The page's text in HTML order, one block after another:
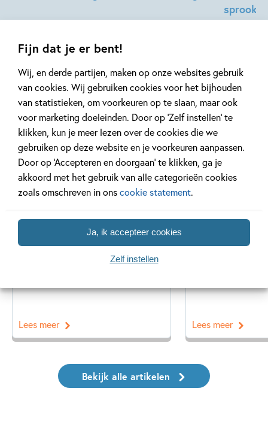
Fijn dat je er bent!
Wij, en derde partijen, maken op onze websites gebruik
van cookies. Wij gebruiken cookies voor het bijhouden
van statistieken, om voorkeuren op te slaan, maar ook
voor marketing doeleinden. Door op ‘Zelf instellen’ te
klikken, kun je meer lezen over de cookies die we
gebruiken op deze website en je voorkeuren aanpassen.
Door op ‘Accepteren en doorgaan’ te klikken, ga je
akkoord met het gebruik van alle categorieën cookies
zoals omschreven in onscookie statement.
Ja, ik accepteer cookies
Zelf instellen
Efteling
Gerelateerde artikelen
Ons Kinderpanel leest:
‘Marvel Superhelden’
Kinderpanel
Lees meer
De leukste
Tiplijst
Lees meer
Bekijk alle artikelen